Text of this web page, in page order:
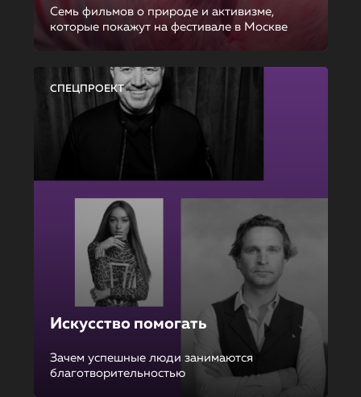
Семь фильмов о природе и активизме,
которые покажут на фестивале в Москве
СПЕЦПРОЕКТ
Искусство помогать
Зачем успешные люди занимаются
благотворительностью